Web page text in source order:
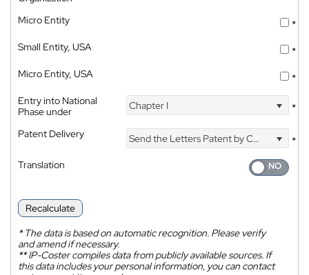
Micro Entity
*
Small Entity, USA
*
Micro Entity, USA
*
Entry into National
Phase under
Chapter I *
Patent Delivery Send the Letters Patent by Courier
*
Translation
Recalculate
*The data is based on automatic recognition. Please verify
and amend if necessary.
**IP-Coster compiles data from publicly available sources. If
this data includes your personal information, you can contact